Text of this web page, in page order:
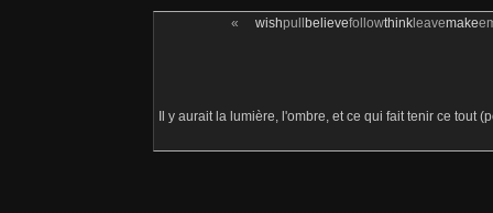
« wishpull believefollowthinkleavemake
Il y aurait la lumière, l'ombre, et ce qui fait tenir ce tout